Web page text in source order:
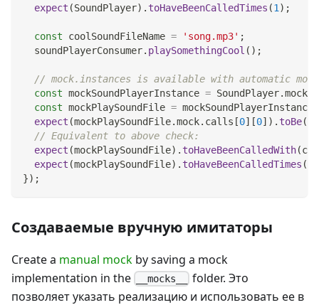
expect (SoundPlayer) . toHaveBeenCalledTimes (1 ) ;
const coolSoundFileName = 'song.mp3' ;
  soundPlayerConsumer
. playSomethingCool ( ) ;
// mock.instances is available with automatic
const mockSoundPlayerInstance = SoundPlayer.mock
const mockPlaySoundFile = mockSoundPlayerInstance
expect (mockPlaySoundFile.mock. calls [0] [0] ) . toBe(
// Equivalent to above check:
expect (mockPlaySoundFile) . toHaveBeenCalledWith(
expect (mockPlaySoundFile) . toHaveBeenCalledTimes (
}) ;
Создаваемые вручную имитаторы
Create a manual mock by saving a mock
implementation in the
__mocks__
folder. Это
позволяет указать реализацию и использовать ее в